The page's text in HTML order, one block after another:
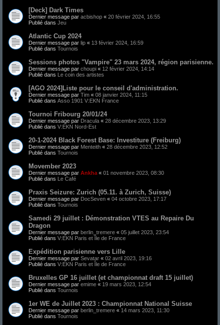
[Deck] Dark Times
Dernier message par acbishop « 20 février 2024, 16:55
Publié dans Jeu
Atlantic Cup 2024
Dernier message par lip « 13 février 2024, 16:59
Publié dans Tournois
Sessions photos "Vampire" 23 mars 2024, région parisienne.
Dernier message par choupi « 12 février 2024, 14:14
Publié dans Le coin des artistes
[AGO 2024]Liste pour le conseil d'administration.
Dernier message par Tim « 08 janvier 2024, 11:15
Publié dans Asso 1901 V:EKN France
Tournoi Fribourg 20/01/24
Dernier message par Dracula « 28 décembre 2023, 13:29
Publié dans V:EKN Nord-Est
20-1-2024 Black Forest Base: Investiture (Freiburg)
Dernier message par Menteith « 28 décembre 2023, 12:52
Publié dans Tournois
Movember 2023
Dernier message par Ankha « 01 novembre 2023, 08:30
Publié dans Le Café
Praxis Seizure: Zurich (05.11.​ à Zurich, Suisse)
Dernier message par DocSeven « 04 octobre 2023, 17:17
Publié dans Tournois
Samedi 29 juillet : Démonstration VTES au Repaire Du
Dragon
Dernier message par berlin_tremere « 05 juillet 2023, 23:54
Publié dans V:EKN Paris et Île de France
Expédition parisienne vers Lille
Dernier message par Sevatar « 02 avril 2023, 19:16
Publié dans V:EKN Paris et Île de France
Bruxelles GP 16 juillet (et championnat draft 15 juillet)
Dernier message par emime « 19 mars 2023, 12:54
Publié dans Tournois
1er WE de Juillet 2023 : Championnat National Suisse
Dernier message par berlin_tremere « 14 mars 2023, 11:30
Publié dans Tournois